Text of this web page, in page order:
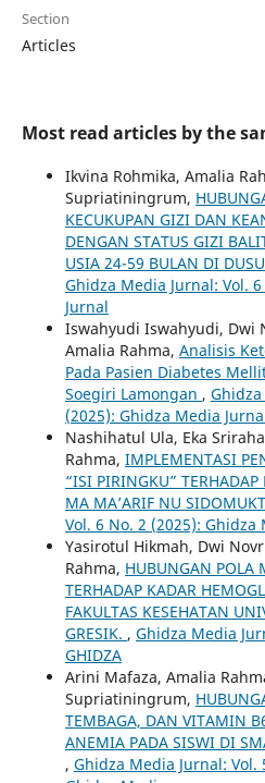
Section
Articles
Most read articles by the
Ikvina Rohmika, Amalia
Supriatiningrum,
KECUKUPAN GIZI DAN
DENGAN STATUS GIZI
USIA 24-59 BULAN DI
Ghidza Media Jurnal: Vol.
Jurnal
Iswahyudi Iswahyudi, Dwi
Amalia Rahma, Analisis
Pada Pasien Diabetes
Soegiri Lamongan , Ghidza
(2025): Ghidza Media
Nashihatul Ula, Eka
Rahma, IMPLEMENTASI
“ISI PIRINGKU”
MA MA’ARIF NU
Vol. 6 No. 2 (2025): Ghidza
Yasirotul Hikmah, Dwi
Rahma, HUBUNGAN POLA
TERHADAP KADAR
FAKULTAS KESEHATAN
GRESIK. , Ghidza Media
GHIDZA
Arini Mafaza, Amalia
Supriatiningrum,
TEMBAGA, DAN VITAMIN
ANEMIA PADA SISWI DI
, Ghidza Media Jurnal: Vol.